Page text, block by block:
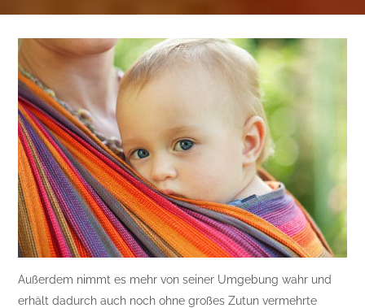
Außerdem nimmt es mehr von seiner Umgebung wahr und
erhält dadurch auch noch ohne großes Zutun vermehrte